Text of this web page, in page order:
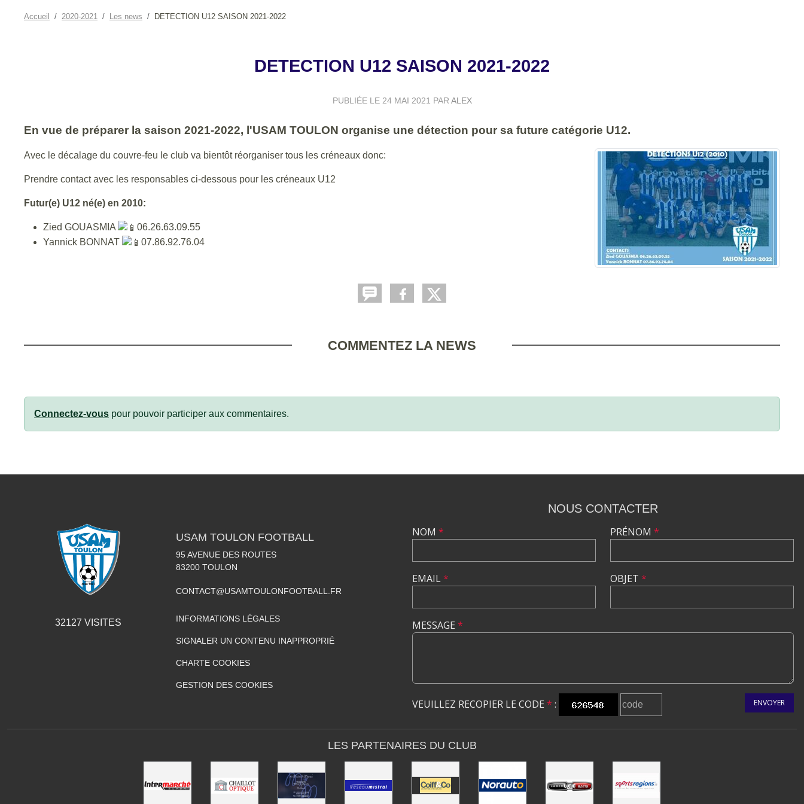
Accueil 2020-2021 Les news DETECTION U12 SAISON 2021-2022
DETECTION U12 SAISON 2021-2022
PUBLIÉE LE 24 MAI 2021 PAR ALEX
En vue de préparer la saison 2021-2022, l'USAM TOULON organise une détection pour sa future catégorie U12.
Avec le décalage du couvre-feu le club va bientôt réorganiser tous les créneaux donc:
Prendre contact avec les responsables ci-dessous pour les créneaux U12
Futur(e) U12 né(e) en 2010:
Zied GOUASMIA
06.26.63.09.55
Yannick BONNAT
07.86.92.76.04
COMMENTEZ LA NEWS
Connectez-vous pour pouvoir participer aux commentaires.
32127 VISITES
USAM TOULON FOOTBALL
95 AVENUE DES ROUTES
83200 TOULON
CONTACT@USAMTOULONFOOTBALL.FR
INFORMATIONS LÉGALES
SIGNALER UN CONTENU INAPPROPRIÉ
CHARTE COOKIES
GESTION DES COOKIES
NOUS CONTACTER
NOM *
EMAIL*
PRÉNOM *
OBJET *
MESSAGE *
VEUILLEZ RECOPIER LE CODE * : ENVOYER
LES PARTENAIRES DU CLUB